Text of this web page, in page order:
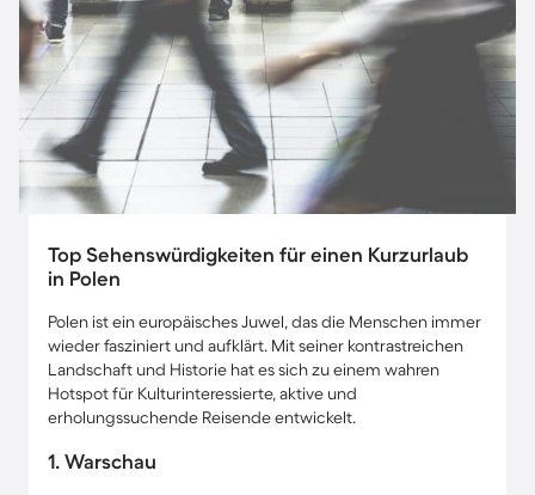
Top Sehenswürdigkeiten für einen Kurzurlaub
in Polen
Polen ist ein europäisches Juwel, das die Menschen immer
wieder fasziniert und aufklärt. Mit seiner kontrastreichen
Landschaft und Historie hat es sich zu einem wahren
Hotspot für Kulturinteressierte, aktive und
erholungssuchende Reisende entwickelt.
1. Warschau